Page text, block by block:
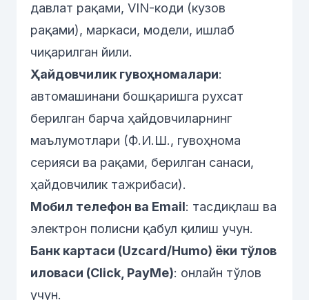
давлат рақами, VIN-коди (кузов
рақами), маркаси, модели, ишлаб
чиқарилган йили.
Ҳайдовчилик гувоҳномалари:
автомашинани бошқаришга рухсат
берилган барча ҳайдовчиларнинг
маълумотлари (Ф.И.Ш., гувоҳнома
серияси ва рақами, берилган санаси,
ҳайдовчилик тажрибаси).
Мобил телефон ва Email: тасдиқлаш ва
электрон полисни қабул қилиш учун.
Банк картаси (Uzcard/Humo) ёки тўлов
иловаси (Click, PayMe): онлайн тўлов
учун.